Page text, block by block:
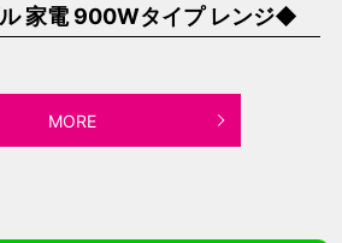
家電 900Wタイプ レンジ◆
MORE